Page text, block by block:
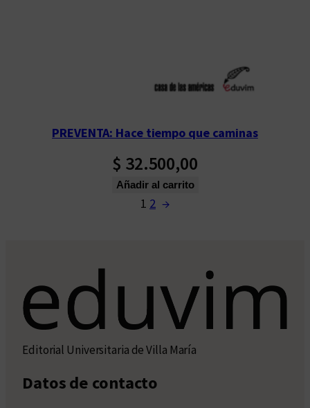
PREVENTA: Hace tiempo que caminas
$ 32.500,00
Añadir al carrito
1 2 →
Editorial Universitaria de Villa María
Datos de contacto